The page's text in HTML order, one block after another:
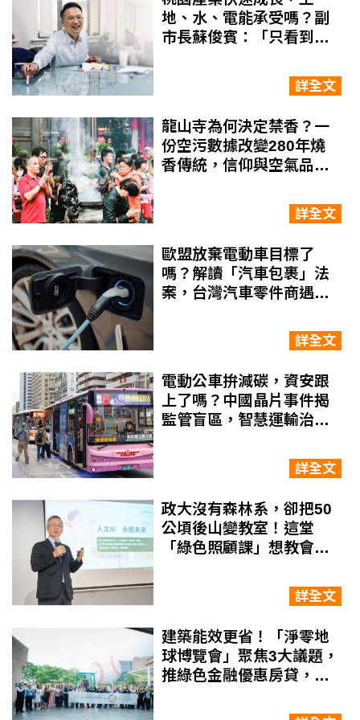
地、水、電能承受嗎？副
市長蘇俊賓：「只看到錢
詳全文
龍山寺為何決定禁香？一
份空污數據改變280年燒
香傳統，信仰與空氣品質
詳全文
歐盟放棄電動車目標了
嗎？解讀「汽車包裹」法
案，台灣汽車零件商遇到
詳全文
電動公車拚減碳，資安跟
上了嗎？中國晶片事件揭
監管盲區，智慧運輸治理
詳全文
政大沒有森林系，卻把50
公頃後山變教室！這堂
「綠色照顧課」想教會年
詳全文
建築能效更省！「淨零地
球博覽會」聚焦3大議題，
推綠色金融優惠房貸，串